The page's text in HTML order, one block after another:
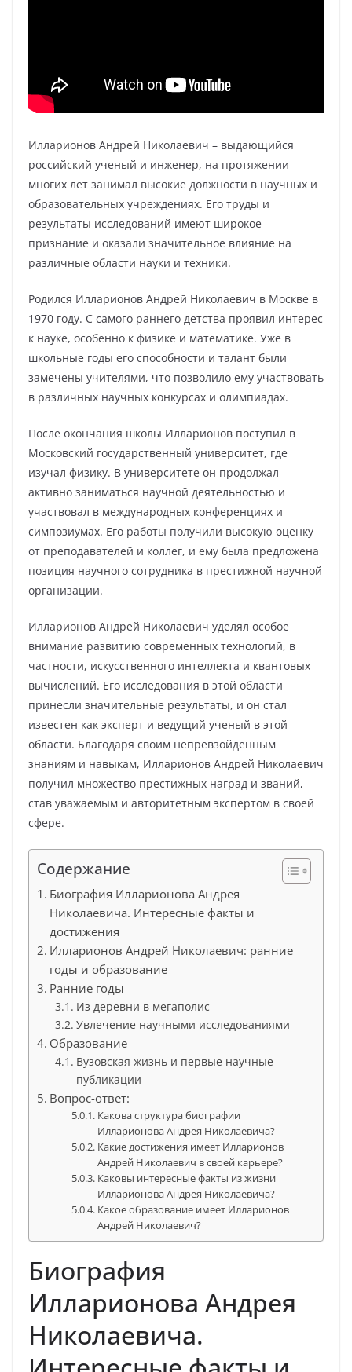
Илларионов Андрей Николаевич – выдающийся
российский ученый и инженер, на протяжении
многих лет занимал высокие должности в научных и
образовательных учреждениях. Его труды и
результаты исследований имеют широкое
признание и оказали значительное влияние на
различные области науки и техники.
Родился Илларионов Андрей Николаевич в Москве в
1970 году. С самого раннего детства проявил интерес
к науке, особенно к физике и математике. Уже в
школьные годы его способности и талант были
замечены учителями, что позволило ему участвовать
в различных научных конкурсах и олимпиадах.
После окончания школы Илларионов поступил в
Московский государственный университет, где
изучал физику. В университете он продолжал
активно заниматься научной деятельностью и
участвовал в международных конференциях и
симпозиумах. Его работы получили высокую оценку
от преподавателей и коллег, и ему была предложена
позиция научного сотрудника в престижной научной
организации.
Илларионов Андрей Николаевич уделял особое
внимание развитию современных технологий, в
частности, искусственного интеллекта и квантовых
вычислений. Его исследования в этой области
принесли значительные результаты, и он стал
известен как эксперт и ведущий ученый в этой
области. Благодаря своим непревзойденным
знаниям и навыкам, Илларионов Андрей Николаевич
получил множество престижных наград и званий,
став уважаемым и авторитетным экспертом в своей
сфере.
Содержание
Биография Илларионова Андрея
Николаевича. Интересные факты и
достижения
Илларионов Андрей Николаевич: ранние
годы и образование
Ранние годы
Из деревни в мегаполис
Увлечение научными исследованиями
Образование
Вузовская жизнь и первые научные
публикации
Вопрос-ответ:
Какова структура биографии
Илларионова Андрея Николаевича?
Какие достижения имеет Илларионов
Андрей Николаевич в своей карьере?
Каковы интересные факты из жизни
Илларионова Андрея Николаевича?
Какое образование имеет Илларионов
Андрей Николаевич?
Биография
Илларионова Андрея
Николаевича.